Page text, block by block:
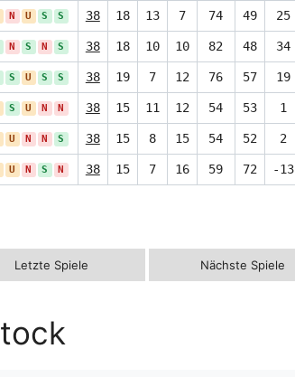
N U S S 38 18 13 7 74 49 25
N S N S 38 18 10 10 82 48 34
S U S S 38 19 7 12 76 57 19
S U N N 38 15 11 12 54 53 1
U N N S 38 15 8 15 54 52 2
U N S N 38 15 7 16 59 72 -13
Letzte Spiele Nächste Spiele